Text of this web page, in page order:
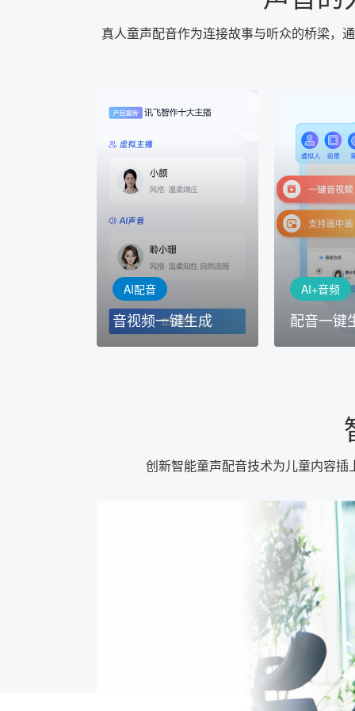
真人童声配音作为连接故事与听众的桥梁，
AI配音
音视频一键生成
音视频一键生成
AI+视频：在虚拟"AI演播
键完成音、视频作品的输出
AI+音频
配音一键
AI+音频
配音一键
AI+音频：基
TTS能力打
工具，输入
人即可一键
创新智能童声配音技术为儿童内容